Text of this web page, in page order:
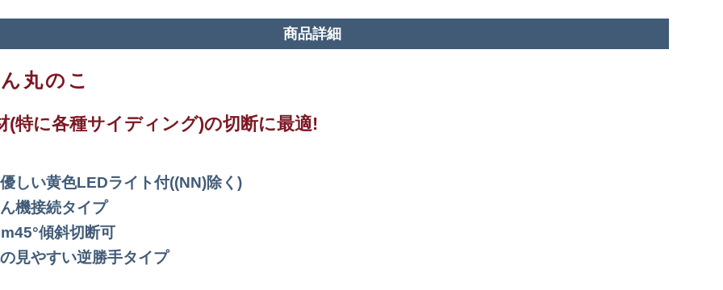
商品詳細
丸のこ
(特に各種サイディング)の切断に最適!
しい黄色LEDライト付((NN)除く)
機接続タイプ
傾斜切断可
見やすい逆勝手タイプ